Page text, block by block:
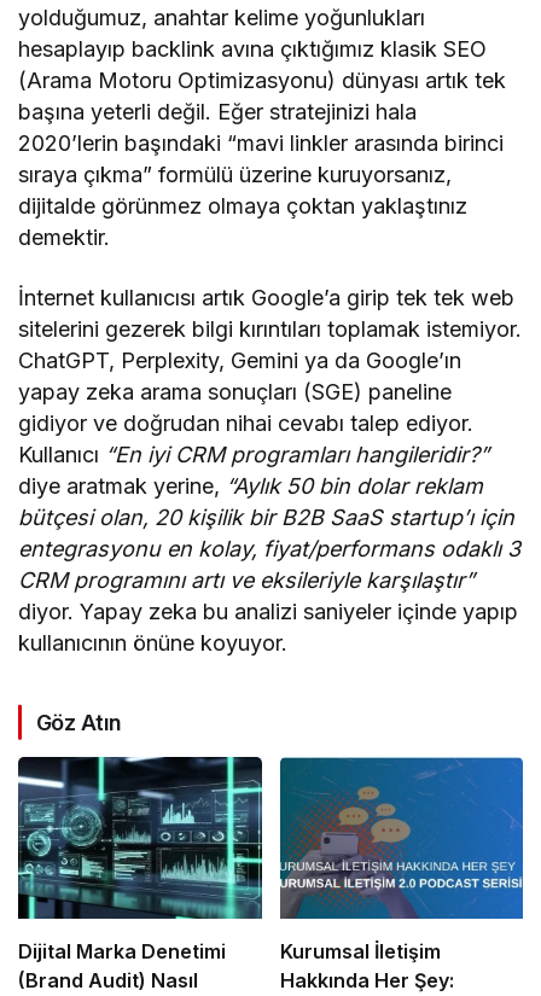
yolduğumuz, anahtar kelime yoğunlukları
hesaplayıp backlink avına çıktığımız klasik SEO
(Arama Motoru Optimizasyonu) dünyası artık tek
başına yeterli değil. Eğer stratejinizi hala
2020’lerin başındaki “mavi linkler arasında birinci
sıraya çıkma” formülü üzerine kuruyorsanız,
dijitalde görünmez olmaya çoktan yaklaştınız
demektir.
İnternet kullanıcısı artık Google’a girip tek tek web
sitelerini gezerek bilgi kırıntıları toplamak istemiyor.
ChatGPT, Perplexity, Gemini ya da Google’ın
yapay zeka arama sonuçları (SGE) paneline
gidiyor ve doğrudan nihai cevabı talep ediyor.
Kullanıcı “En iyi CRM programları hangileridir?”
diye aratmak yerine, “Aylık 50 bin dolar reklam
bütçesi olan, 20 kişilik bir B2B SaaS startup’ı için
entegrasyonu en kolay, fiyat/performans odaklı 3
CRM programını artı ve eksileriyle karşılaştır”
diyor. Yapay zeka bu analizi saniyeler içinde yapıp
kullanıcının önüne koyuyor.
Göz Atın
Dijital Marka Denetimi
(Brand Audit) Nasıl
Kurumsal İletişim
Hakkında Her Şey: